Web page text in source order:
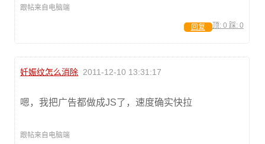
跟帖来自电脑端
顶: 0 踩: 0
回复
妊娠纹怎么消除 2011-12-10 13:31:17
嗯，我把广告都做成JS了，速度确实快拉
跟帖来自电脑端